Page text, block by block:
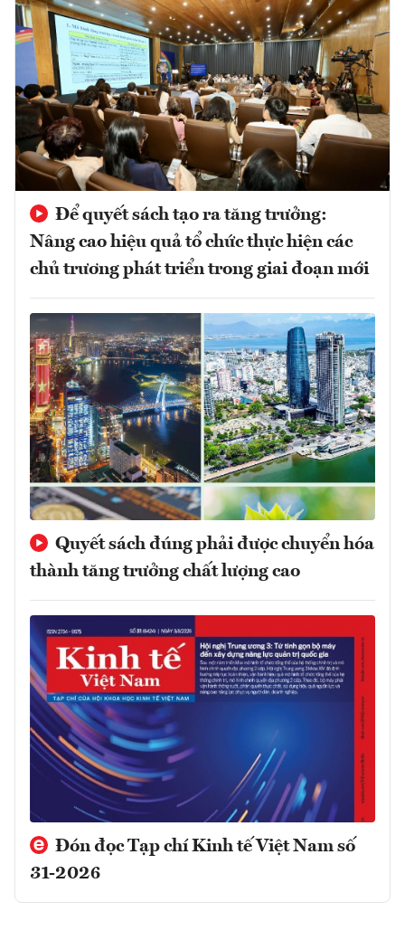
Để quyết sách tạo ra tăng trưởng:
Nâng cao hiệu quả tổ chức thực hiện các
chủ trương phát triển trong giai đoạn mới
Quyết sách đúng phải được chuyển hóa
thành tăng trưởng chất lượng cao
Đón đọc Tạp chí Kinh tế Việt Nam số
31-2026